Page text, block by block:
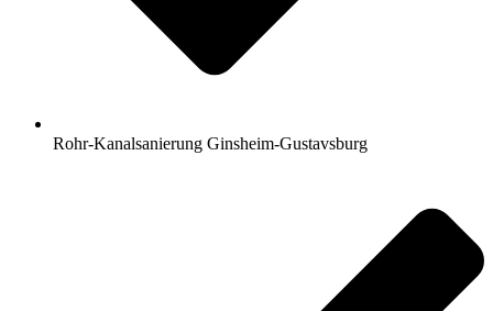
Rohr-Kanalsanierung Ginsheim-Gustavsburg